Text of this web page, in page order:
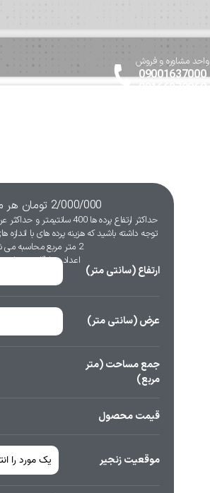
09001637000
02166270068
واحد مشاوره و فروش
2/000/000 تومان هر
حداکثر ارتفاع پرده ها 400 سانتیمتر و حداکثر عرض 280 سانتیمتر می باشد
2 متر مربع محاسبه می شوند
اعداد به انگلیسی وارد
ارتفاع (سانتی متر)
عرض (سانتی متر)
جمع مساحت (متر
مربع)
قیمت محصول
موقعیت زنجیر